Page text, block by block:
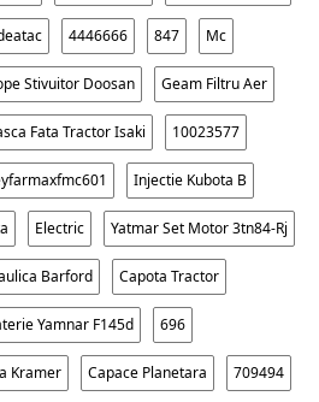
4446666 847 Mc
Stivuitor Doosan Geam Filtru Aer
Fata Tractor Isaki 10023577
Injectie Kubota B
Electric Yatmar Set Motor 3tn84-Rj
Barford Capota Tractor
Yamnar F145d 696
Kramer Capace Planetara 709494